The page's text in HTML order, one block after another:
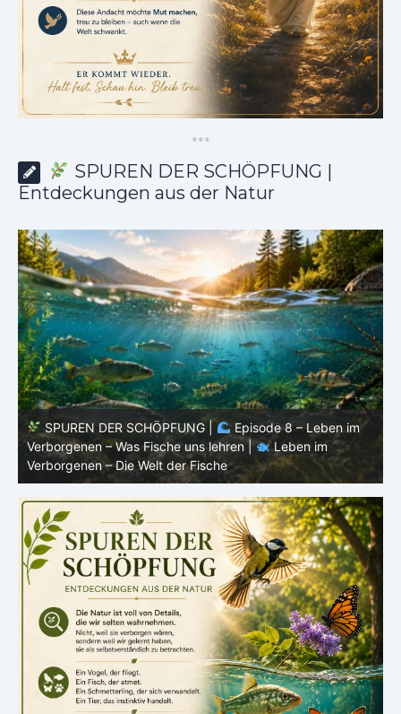
***
SPUREN DER SCHÖPFUNG |
Entdeckungen aus der Natur
SPUREN DER SCHÖPFUNG |
Episode 7: Leben im
Verborgenen – Warum Fische Fische bleiben |
Leben im
Verborgenen – Die Welt der Fische